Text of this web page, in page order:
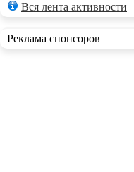
Вся лента активности
Реклама спонсоров